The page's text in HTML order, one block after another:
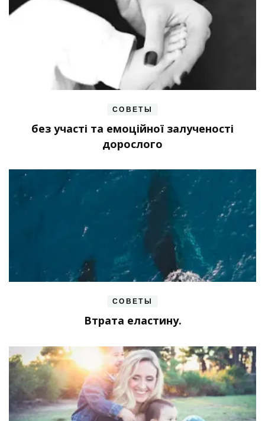
СОВЕТЫ
без участі та емоційної залученості
дорослого
СОВЕТЫ
Втрата еластину.